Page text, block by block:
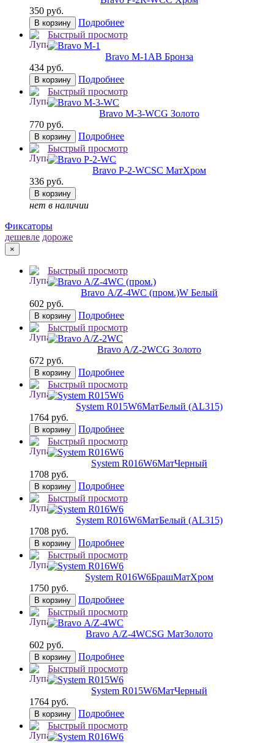
350 руб.
В корзину
Подробнее
Быстрый просмотр
Bravo M-1 AB Бронза
434 руб.
В корзину
Подробнее
Быстрый просмотр
Bravo M-3-WCG Золото
770 руб.
В корзину
Подробнее
Быстрый просмотр
Bravo P-2-WCSC МатХром
336 руб.
В корзину
нет в наличии
Фиксаторы
дешевле дороже
×
Быстрый просмотр
Bravo А/Z-4WC (пром.)W Белый
602 руб.
В корзину
Подробнее
Быстрый просмотр
Bravo A/Z-2WCG Золото
672 руб.
В корзину
Подробнее
Быстрый просмотр
System R015W6МатБелый (AL315)
1764 руб.
В корзину
Подробнее
Быстрый просмотр
System R016W6МатЧерный
1708 руб.
В корзину
Подробнее
Быстрый просмотр
System R016W6МатБелый (AL315)
1708 руб.
В корзину
Подробнее
Быстрый просмотр
System R016W6БрашМатХром
1750 руб.
В корзину
Подробнее
Быстрый просмотр
Bravo А/Z-4WCSG МатЗолото
602 руб.
В корзину
Подробнее
Быстрый просмотр
System R015W6МатЧерный
1764 руб.
В корзину
Подробнее
Быстрый просмотр